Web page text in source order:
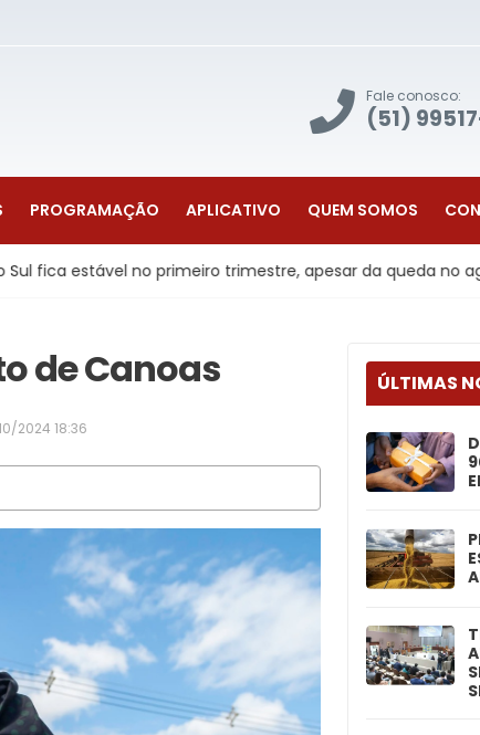
Fale conosco:
(51)
PROGRAMAÇÃO APLICATIVO QUEM SOMOS
no primeiro trimestre, apesar da queda no
de Canoas
2024 18:36
ÚLTIMAS